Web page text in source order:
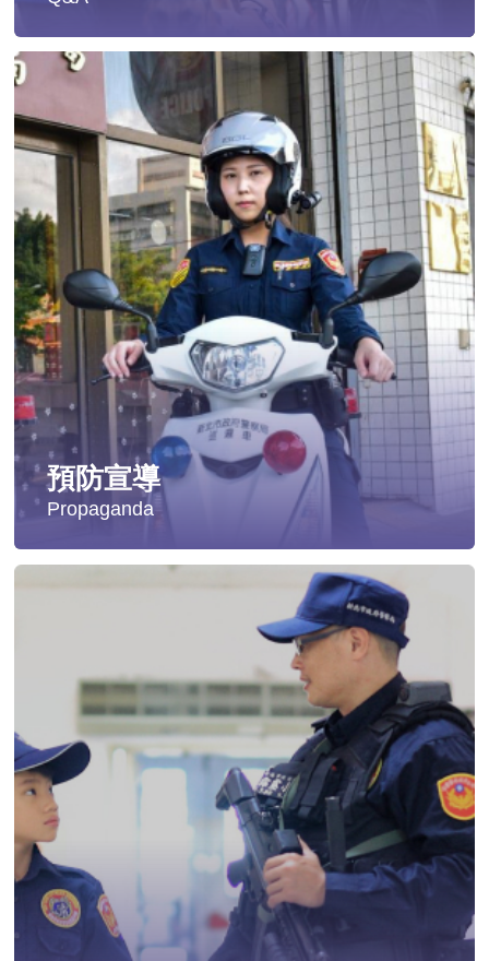
遭受性侵害時，可向哪些單位求助？
發生性侵害案件後，我可以請社工陪同嗎?
發生性侵害案件後，我需要去驗傷嗎?
遇到性騷擾案件之處理？
當你遭受到家庭暴力時該如何處理？
如何執行家庭暴力加害人訪查、訪查對象及期間為何?
預防宣導
Propaganda
影音專區
交通安全